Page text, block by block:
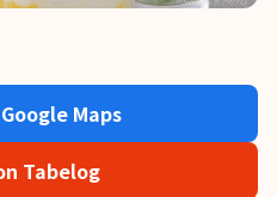
Maps
Tabelog